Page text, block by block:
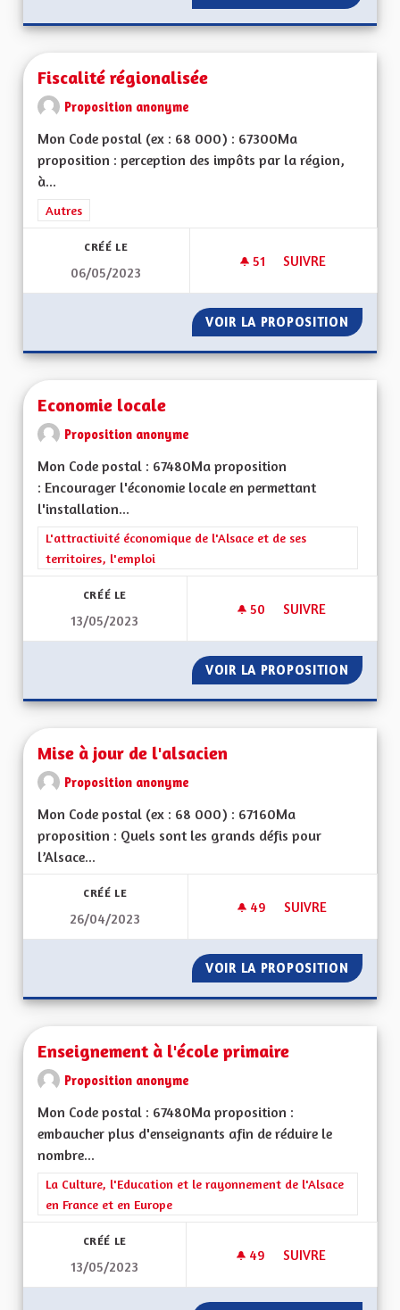
Fiscalité régionalisée
Proposition anonyme
Mon Code postal (ex : 68 000) : 67300Ma
proposition : perception des impôts par la région,
à...
Filtrer les résultats de la catégorie : Autres
Autres
CRÉÉ LE
06/05/2023
51 51 ABONNÉS
SUIVRE
VOIR LA PROPOSITION
Economie locale
Proposition anonyme
Mon Code postal : 67480Ma proposition
: Encourager l'économie locale en permettant
l'installation...
Filtrer les résultats de la catégorie : L'attractivité
L'attractivité économique de l'Alsace et de ses
territoires, l'emploi
CRÉÉ LE
13/05/2023
50 50 ABONNÉS
SUIVRE
VOIR LA PROPOSITION
Mise à jour de l'alsacien
Proposition anonyme
Mon Code postal (ex : 68 000) : 67160Ma
proposition : Quels sont les grands défis pour
l’Alsace...
CRÉÉ LE
26/04/2023
49 49 ABONNÉS
SUIVRE
VOIR LA PROPOSITION MISE
Enseignement à l'école primaire
Proposition anonyme
Mon Code postal : 67480Ma proposition :
embaucher plus d'enseignants afin de réduire le
nombre...
Filtrer les résultats de la catégorie : La Culture, l'Education et
La Culture, l'Education et le rayonnement de l'Alsace
en France et en Europe
CRÉÉ LE
13/05/2023
49 49 ABONNÉS
SUIVRE